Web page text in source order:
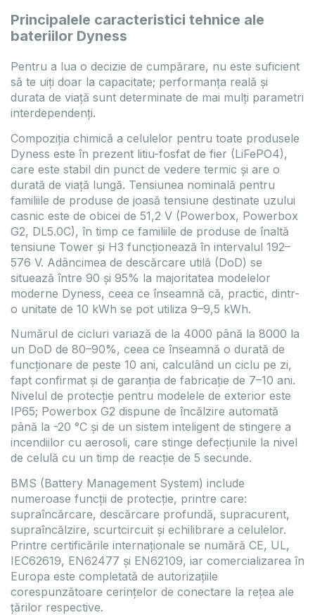
Principalele caracteristici tehnice ale
bateriilor Dyness
Pentru a lua o decizie de cumpărare, nu este suficient
să te uiți doar la capacitate; performanța reală și
durata de viață sunt determinate de mai mulți parametri
interdependenți.
Compoziția chimică a celulelor pentru toate produsele
Dyness este în prezent litiu-fosfat de fier (LiFePO4),
care este stabil din punct de vedere termic și are o
durată de viață lungă. Tensiunea nominală pentru
familiile de produse de joasă tensiune destinate uzului
casnic este de obicei de 51,2 V (Powerbox, Powerbox
G2, DL5.0C), în timp ce familiile de produse de înaltă
tensiune Tower și H3 funcționează în intervalul 192–
576 V. Adâncimea de descărcare utilă (DoD) se
situează între 90 și 95% la majoritatea modelelor
moderne Dyness, ceea ce înseamnă că, practic, dintr-
o unitate de 10 kWh se pot utiliza 9–9,5 kWh.
Numărul de cicluri variază de la 4000 până la 8000 la
un DoD de 80–90%, ceea ce înseamnă o durată de
funcționare de peste 10 ani, calculând un ciclu pe zi,
fapt confirmat și de garanția de fabricație de 7–10 ani.
Nivelul de protecție pentru modelele de exterior este
IP65; Powerbox G2 dispune de încălzire automată
până la -20 °C și de un sistem inteligent de stingere a
incendiilor cu aerosoli, care stinge defecțiunile la nivel
de celulă cu un timp de reacție de 5 secunde.
BMS (Battery Management System) include
numeroase funcții de protecție, printre care:
supraîncărcare, descărcare profundă, supracurent,
supraîncălzire, scurtcircuit și echilibrare a celulelor.
Printre certificările internaționale se numără CE, UL,
IEC62619, EN62477 și EN62109, iar comercializarea în
Europa este completată de autorizațiile
corespunzătoare cerințelor de conectare la rețea ale
țărilor respective.